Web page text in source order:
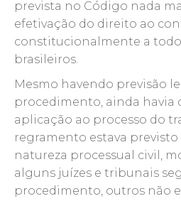
prevista no Código nada
efetivação do direito ao
constitucionalmente a
brasileiros.
Mesmo havendo previsão
procedimento, ainda havia
aplicação ao processo do
regramento estava
natureza processual civil,
alguns juízes e tribunais
procedimento, outros não